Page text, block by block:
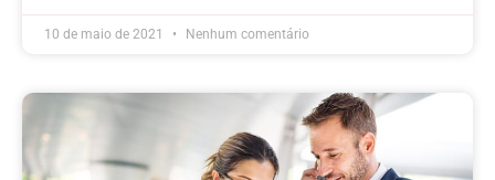
10 de maio de 2021 Nenhum comentário